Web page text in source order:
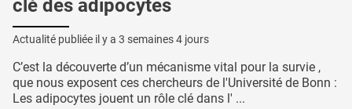
clé des adipocytes
Actualité publiée il y a 3 semaines 4 jours
C’est la découverte d’un mécanisme vital pour la survie ,
que nous exposent ces chercheurs de l'Université de Bonn :
Les adipocytes jouent un rôle clé dans l' ...